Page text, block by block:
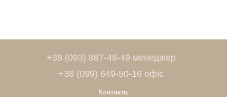
+38 (093) 887-48-49 менеджер
+38 (099) 649-50-16 офіс
Контакты